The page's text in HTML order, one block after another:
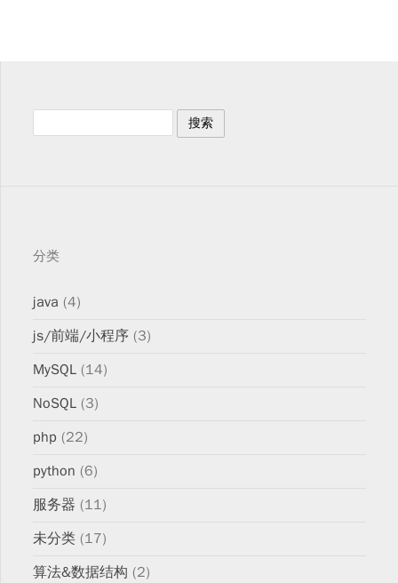
分类
java (4)
js/前端/小程序 (3)
MySQL (14)
NoSQL (3)
php (22)
python (6)
服务器 (11)
未分类 (17)
算法&数据结构 (2)